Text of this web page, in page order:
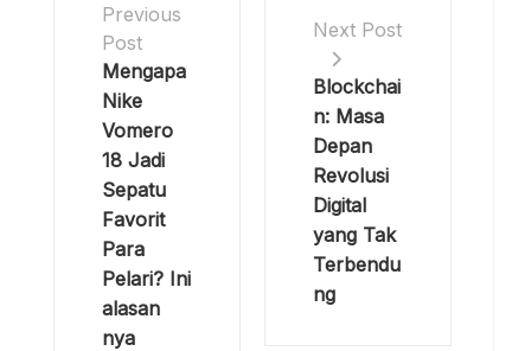
Previous
Post
Mengapa
Nike
Vomero
18 Jadi
Sepatu
Favorit
Para
Pelari? Ini
alasan
nya
Next Post
Blockchai
n: Masa
Depan
Revolusi
Digital
yang Tak
Terbendu
ng